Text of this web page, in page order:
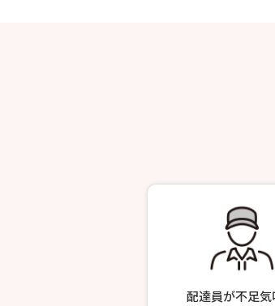
配達員が不足